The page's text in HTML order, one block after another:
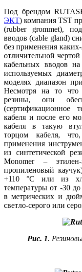
Под брендом
ЭКТ) компания TST
(rubber grommet),
вводов (cable gland)
без применения
отличительной
кабельных вводов
используемых
моделях диапазон
Несмотря на то что
резины, они
(сертификационное
кабеля и после его
кабеля в такую
торцом кабеля,
применения
из синтетической
Monomer –
пропиленовый
+110 °С или из
температуры от -30
в метрических и
светло-серого или
Рис. 1.